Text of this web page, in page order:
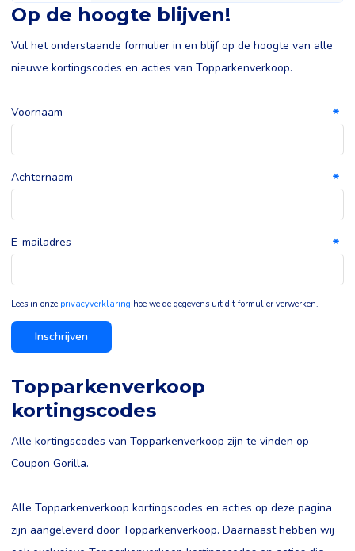
Op de hoogte blijven!
Vul het onderstaande formulier in en blijf op de hoogte van alle
nieuwe kortingscodes en acties van Topparkenverkoop.
Voornaam
Achternaam
E-mailadres
Lees in onze privacyverklaring hoe we de gegevens uit dit formulier verwerken.
Inschrijven
Topparkenverkoop
kortingscodes
Alle kortingscodes van Topparkenverkoop zijn te vinden op
Coupon Gorilla.
Alle Topparkenverkoop kortingscodes en acties op deze pagina
zijn aangeleverd door Topparkenverkoop. Daarnaast hebben wij